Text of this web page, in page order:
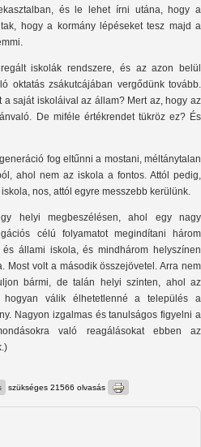
és le lehet írni utána, hogy a
hogy a kormány lépéseket tesz majd a
iskolák rendszere, és az azon belül
oktatás zsákutcájában vergődünk tovább.
saját iskoláival az állam? Mert az, hogy az
De miféle értékrendet tükröz ez? És
fog eltűnni a mostani, méltánytalan
ahol nem az iskola a fontos. Attól pedig,
nos, attól egyre messzebb kerülünk.
helyi megbeszélésen, ahol egy nagy
célú folyamatot megindítani három
állami iskola, és mindhárom helyszínen
Most volt a második összejövetel. Arra nem
bármi, de talán helyi szinten, ahol az
válik élhetetlenné a település a
Nagyon izgalmas és tanulságos figyelni a
való reagálásokat ebben az
szükséges 21566 olvasás